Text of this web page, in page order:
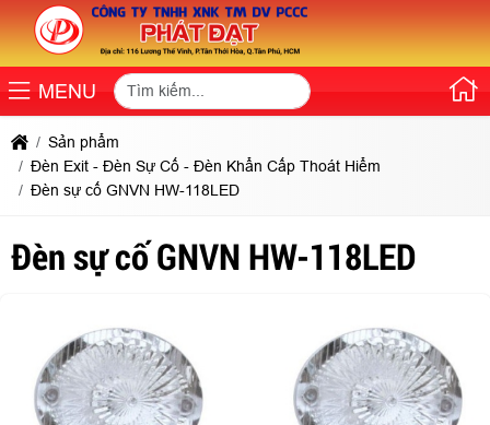
MENU
Sản phẩm
Đèn Exit - Đèn Sự Cố - Đèn Khẩn Cấp Thoát Hiểm
Đèn sự cố GNVN HW-118LED
Đèn sự cố GNVN HW-118LED